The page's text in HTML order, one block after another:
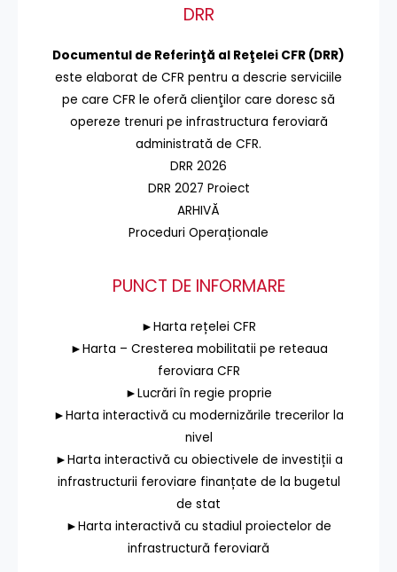
DRR
Documentul de Referinţă al Reţelei CFR (DRR)
este elaborat de CFR pentru a descrie serviciile
pe care CFR le oferă clienţilor care doresc să
opereze trenuri pe infrastructura feroviară
administrată de CFR.
DRR 2026
DRR 2027 Proiect
ARHIVĂ
Proceduri Operaționale
PUNCT DE INFORMARE
►Harta rețelei CFR
►Harta – Cresterea mobilitatii pe reteaua
feroviara CFR
►Lucrări în regie proprie
►Harta interactivă cu modernizările trecerilor la
nivel
►Harta interactivă cu obiectivele de investiții a
infrastructurii feroviare finanțate de la bugetul
de stat
►Harta interactivă cu stadiul proiectelor de
infrastructură feroviară